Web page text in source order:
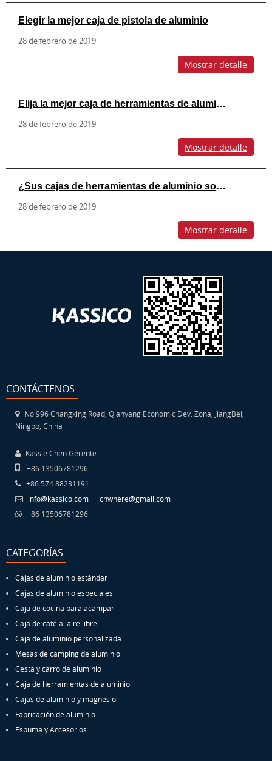
Elegir la mejor caja de pistola de aluminio
28 de febrero de 2019
Mostrar detalle
Elija la mejor caja de herramientas de aluminio para camiones
28 de febrero de 2019
Mostrar detalle
¿Sus cajas de herramientas de aluminio son amigables con el aeropuerto?
28 de febrero de 2019
Mostrar detalle
CONTÁCTENOS
No 996 Changxing Road, Qianyang Economic Dev. Zona, JiangBei,
Ningbo, China
Kassie Chen Gerente
+86 13506781296
+86 574 88231191
info@kassico.com
cnwhere@gmail.com
+86 13506781296
CATEGORÍAS
Cajas de aluminio estándar
Cajas de aluminio especiales
Caja de cocina para acampar
Caja de café al aire libre
Caja de aluminio personalizada
Mesas de camping de aluminio
Cesta y carro de aluminio
Caja de herramientas de aluminio
Cajas de aluminio y magnesio
Fabricación de aluminio
Espuma y Accesorios